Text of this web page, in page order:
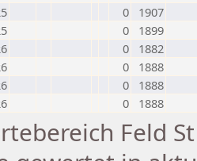
0
1907
0
1899
0
1882
0
1888
0
1888
0 1888
Feld